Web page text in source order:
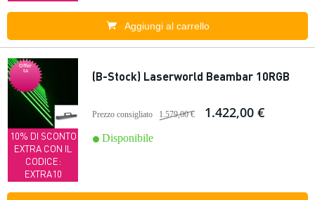
Aggiungi al carrello
Offer
ta
10% DI SCONTO
EXTRA CON IL
CODICE:
EXTRA10
(B-Stock) Laserworld Beambar 10RGB
Prezzo consigliato 1.579,00 € 1.422,00 €
Disponibile